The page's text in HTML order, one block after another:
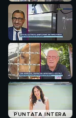
PUNTATA INTERA